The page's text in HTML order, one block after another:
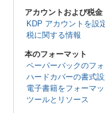
アカウントおよび税金
KDP アカウントを設
税に関する情報
本のフォーマット
ペーパーバックのフ
ハードカバーの書式
電子書籍をフォーマ
ツールとリソース